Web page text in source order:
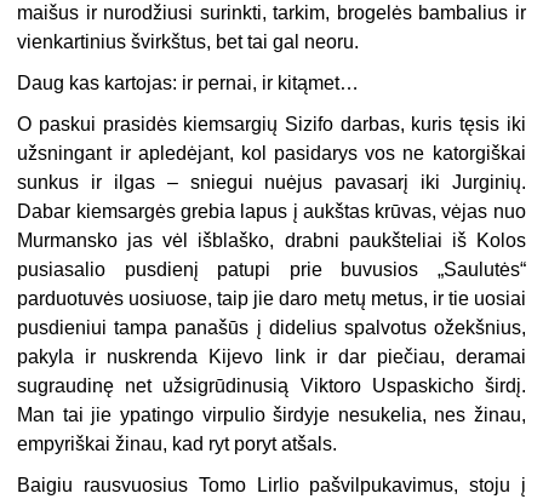
maišus ir nurodžiusi surinkti, tarkim, brogelės bambalius ir
vienkartinius švirkštus, bet tai gal neoru.
Daug kas kartojas: ir pernai, ir kitąmet…
O paskui prasidės kiemsargių Sizifo darbas, kuris tęsis iki
užsningant ir apledėjant, kol pasidarys vos ne katorgiškai
sunkus ir ilgas – sniegui nuėjus pavasarį iki Jurginių.
Dabar kiemsargės grebia lapus į aukštas krūvas, vėjas nuo
Murmansko jas vėl išblaško, drabni paukšteliai iš Kolos
pusiasalio pusdienį patupi prie buvusios „Saulutės“
parduotuvės uosiuose, taip jie daro metų metus, ir tie uosiai
pusdieniui tampa panašūs į didelius spalvotus ožekšnius,
pakyla ir nuskrenda Kijevo link ir dar piečiau, deramai
sugraudinę net užsigrūdinusią Viktoro Uspaskicho širdį.
Man tai jie ypatingo virpulio širdyje nesukelia, nes žinau,
empyriškai žinau, kad ryt poryt atšals.
Baigiu rausvuosius Tomo Lirlio pašvilpukavimus, stoju į